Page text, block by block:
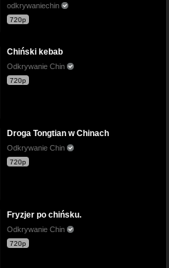
odkrywaniechin
720p
Chiński kebab
Odkrywanie Chin
720p
Droga Tongtian w Chinach
Odkrywanie Chin
720p
Fryzjer po chińsku.
Odkrywanie Chin
720p